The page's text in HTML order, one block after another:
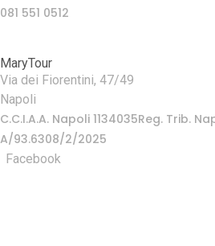
081 551 0512
MaryTour
Via dei Fiorentini, 47/49
Napoli
C.C.I.A.A. Napoli 1134035Reg. Trib.
A/93.6308/2/2025
Facebook